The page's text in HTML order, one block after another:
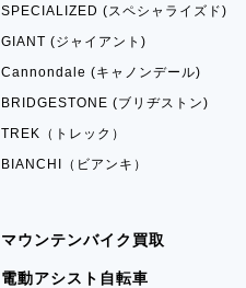
SPECIALIZED (スペシャライズド)
GIANT (ジャイアント)
Cannondale (キャノンデール)
BRIDGESTONE (ブリヂストン)
TREK（トレック）
BIANCHI（ビアンキ）
マウンテンバイク買取
電動アシスト自転車